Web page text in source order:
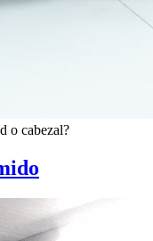
o cabezal?